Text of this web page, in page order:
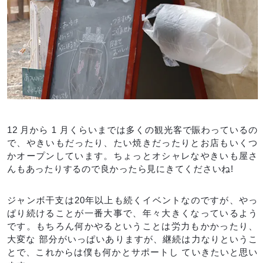
12 月から 1 月くらいまでは多くの観光客で賑わっているの
で、やきいもだったり、たい焼きだったりとお店もいくつ
かオープンしています。ちょっとオシャレなやきいも屋さ
んもあったりするので良かったら見にきてくださいね!
ジャンボ干支は20年以上も続くイベントなのですが、やっ
ぱり続けることが一番大事で、年々大きくなっているよう
です。もちろん何かやるということは労力もかかったり、
大変な 部分がいっぱいありますが、継続は力なりというこ
とで、これからは僕も何かとサポートし ていきたいと思い